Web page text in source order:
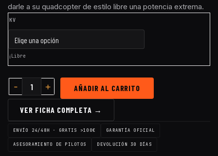
darle a su quadcopter de estilo libre una potencia extrema.
KV
¡Libre
AÑADIR AL CARRITO
VER FICHA COMPLETA →
ENVÍO 24/48H · GRATIS >100€ GARANTÍA OFICIAL
ASESORAMIENTO DE PILOTOS DEVOLUCIÓN 30 DÍAS